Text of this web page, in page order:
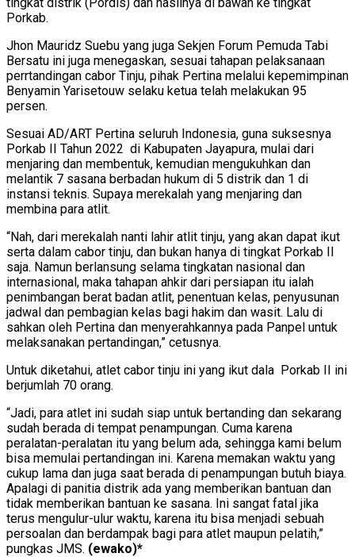
Porkab.
Jhon Mauridz Suebu yang juga Sekjen Forum Pemuda Tabi
Bersatu ini juga menegaskan, sesuai tahapan pelaksanaan
perrtandingan cabor Tinju, pihak Pertina melalui kepemimpinan
Benyamin Yarisetouw selaku ketua telah melakukan 95
persen.
Sesuai AD/ART Pertina seluruh Indonesia, guna suksesnya
Porkab II Tahun 2022 di Kabupaten Jayapura, mulai dari
menjaring dan membentuk, kemudian mengukuhkan dan
melantik 7 sasana berbadan hukum di 5 distrik dan 1 di
instansi teknis. Supaya merekalah yang menjaring dan
membina para atlit.
“Nah, dari merekalah nanti lahir atlit tinju, yang akan dapat ikut
serta dalam cabor tinju, dan bukan hanya di tingkat Porkab II
saja. Namun berlansung selama tingkatan nasional dan
internasional, maka tahapan ahkir dari persiapan itu ialah
penimbangan berat badan atlit, penentuan kelas, penyusunan
jadwal dan pembagian kelas bagi hakim dan wasit. Lalu di
sahkan oleh Pertina dan menyerahkannya pada Panpel untuk
melaksanakan pertandingan,” cetusnya.
Untuk diketahui, atlet cabor tinju ini yang ikut dala Porkab II ini
berjumlah 70 orang.
“Jadi, para atlet ini sudah siap untuk bertanding dan sekarang
sudah berada di tempat penampungan. Cuma karena
peralatan-peralatan itu yang belum ada, sehingga kami belum
bisa memulai pertandingan ini. Karena memakan waktu yang
cukup lama dan juga saat berada di penampungan butuh biaya.
Apalagi di panitia distrik ada yang memberikan bantuan dan
tidak memberikan bantuan ke sasana. Ini sangat fatal jika
terus mengulur-ulur waktu, karena itu bisa menjadi sebuah
persoalan dan berdampak bagi para atlet maupun pelatih,”
pungkas JMS. (ewako)*